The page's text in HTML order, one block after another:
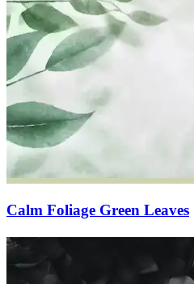
Calm Foliage Green Leaves